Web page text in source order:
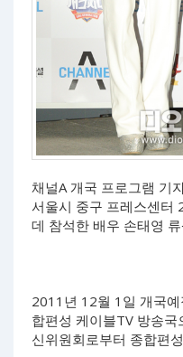
채널A 개국 프로그램 기
서울시 중구 프레스센터
데 참석한 배우 손태영
2011년 12월 1일 개국
합편성 케이블TV 방송
신위원회로부터 종합편